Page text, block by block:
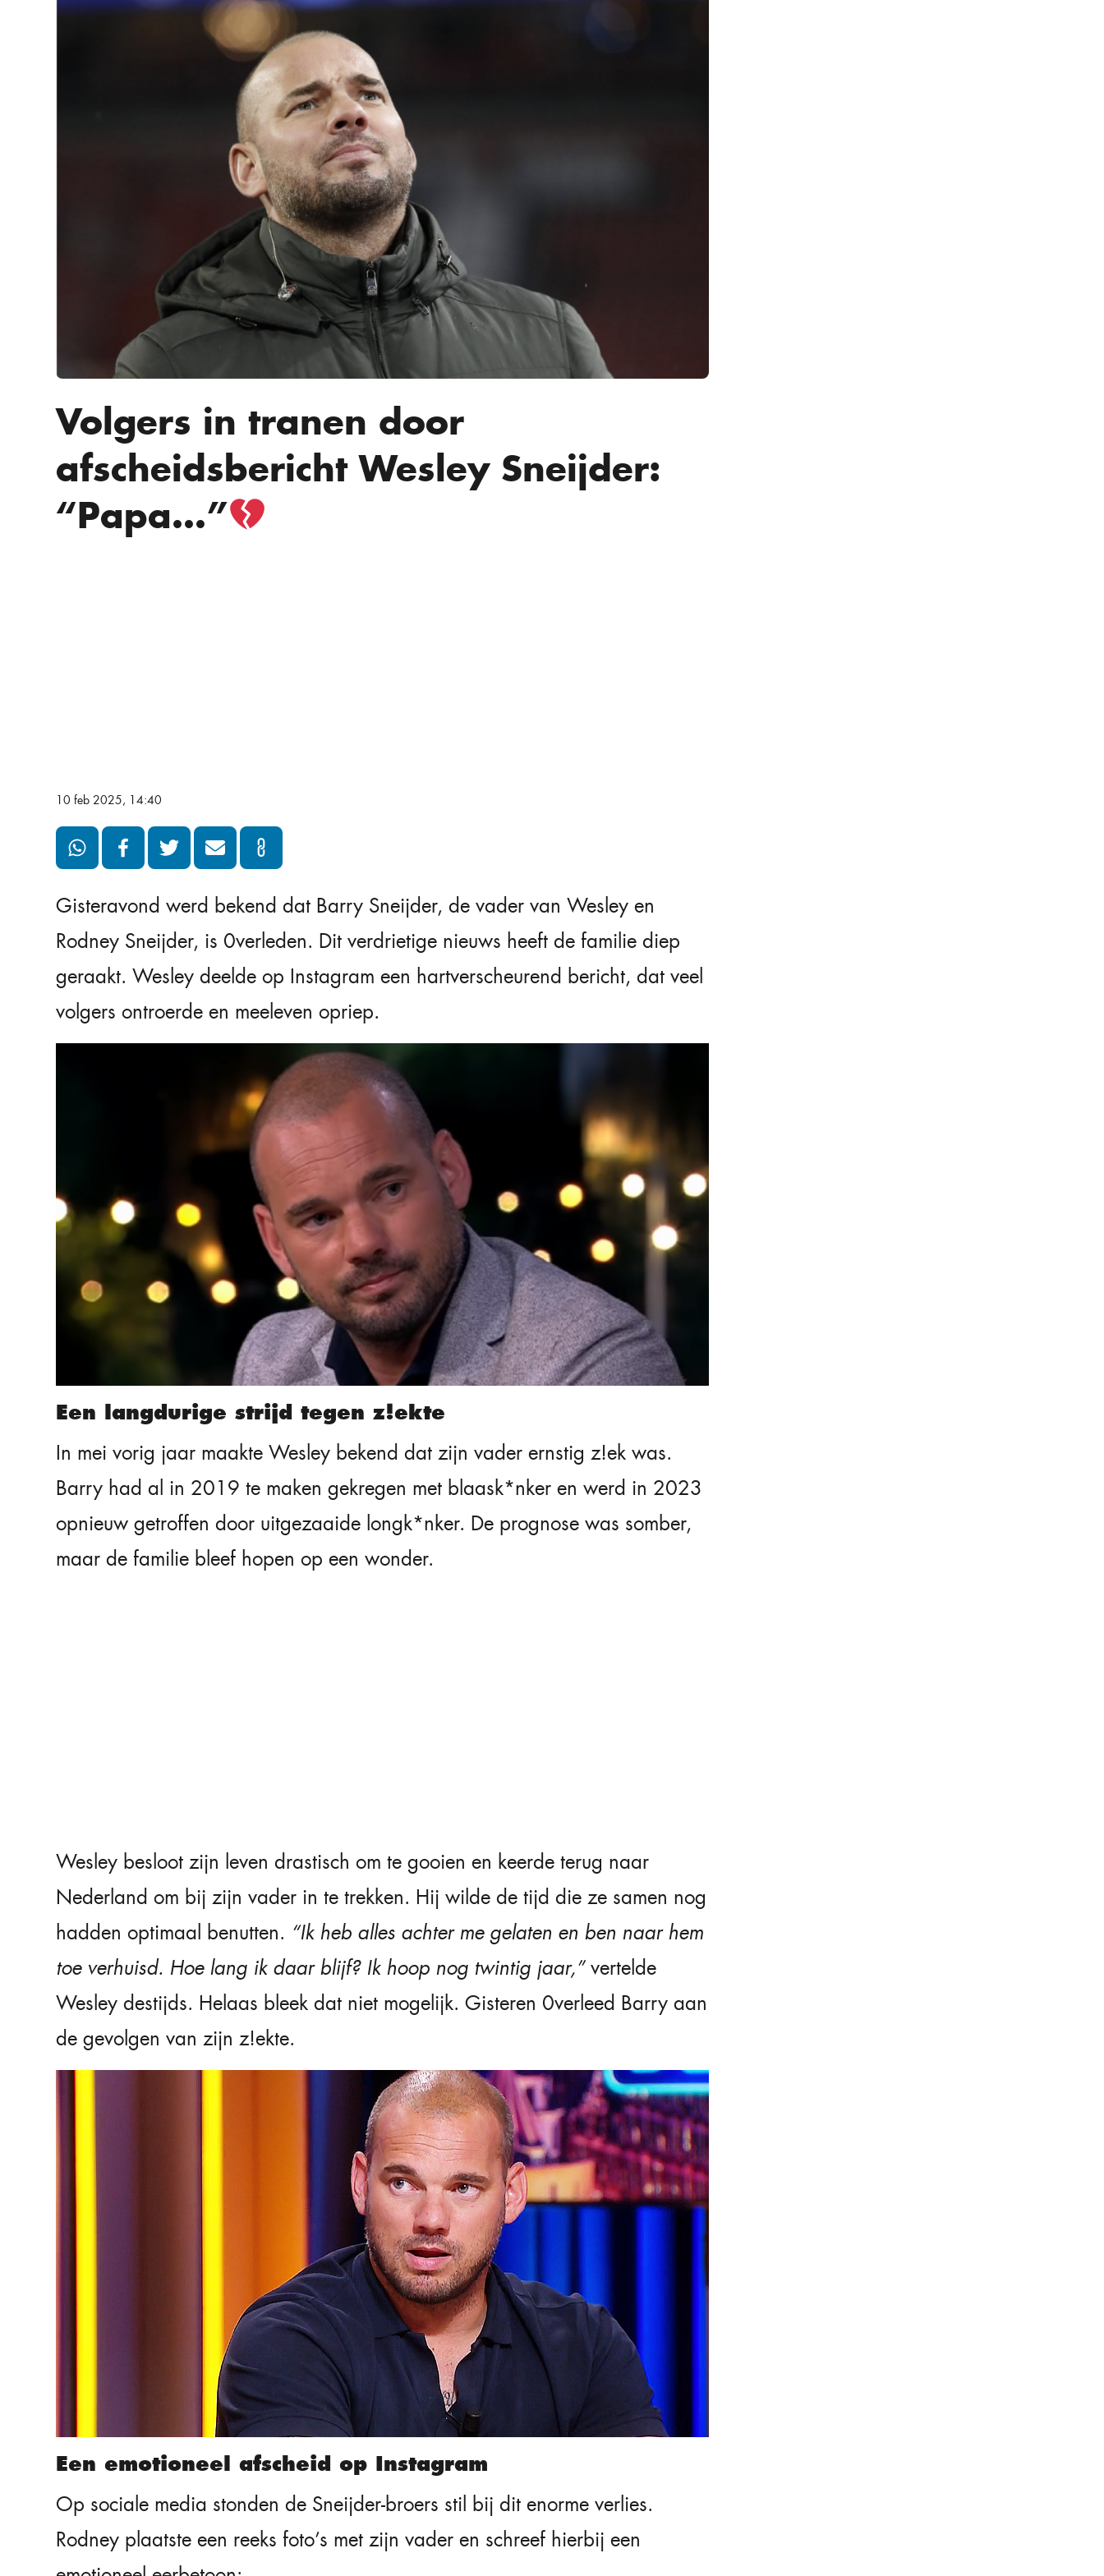
Volgers in tranen door
afscheidsbericht Wesley Sneijder:
“Papa…”
10 feb 2025, 14:40
Gisteravond werd bekend dat Barry Sneijder, de vader van Wesley en
Rodney Sneijder, is 0verleden. Dit verdrietige nieuws heeft de familie diep
geraakt. Wesley deelde op Instagram een hartverscheurend bericht, dat veel
volgers ontroerde en meeleven opriep.
Een langdurige strijd tegen z!ekte
In mei vorig jaar maakte Wesley bekend dat zijn vader ernstig z!ek was.
Barry had al in 2019 te maken gekregen met blaask*nker en werd in 2023
opnieuw getroffen door uitgezaaide longk*nker. De prognose was somber,
maar de familie bleef hopen op een wonder.
Wesley besloot zijn leven drastisch om te gooien en keerde terug naar
Nederland om bij zijn vader in te trekken. Hij wilde de tijd die ze samen nog
hadden optimaal benutten. “Ik heb alles achter me gelaten en ben naar hem
toe verhuisd. Hoe lang ik daar blijf? Ik hoop nog twintig jaar,”vertelde
Wesley destijds. Helaas bleek dat niet mogelijk. Gisteren 0verleed Barry aan
de gevolgen van zijn z!ekte.
Een emotioneel afscheid op Instagram
Op sociale media stonden de Sneijder-broers stil bij dit enorme verlies.
Rodney plaatste een reeks foto’s met zijn vader en schreef hierbij een